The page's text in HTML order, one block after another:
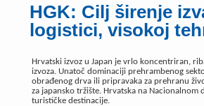
HGK: Cilj širenje
logistici, visokoj
Hrvatski izvoz u Japan je vrlo koncentriran,
izvoza. Unatoč dominaciji prehrambenog
obrađenog drva ili pripravaka za prehranu
za japansko tržište. Hrvatska na
turističke destinacije.